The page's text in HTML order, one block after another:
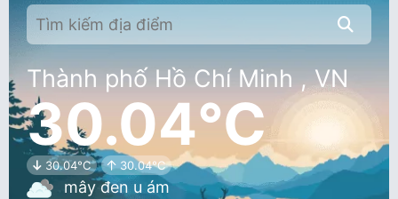
Thành phố Hồ Chí Minh , VN
30.04°C
30.04°C 30.04°C
mây đen u ám